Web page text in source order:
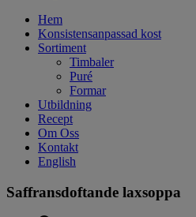
Hem
Konsistensanpassad kost
Sortiment
Timbaler
Puré
Formar
Utbildning
Recept
Om Oss
Kontakt
English
Saffransdoftande laxsoppa